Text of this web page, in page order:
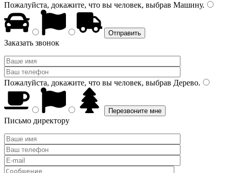
Пожалуйста, докажите, что вы человек, выбрав Машину.
Заказать звонок
Пожалуйста, докажите, что вы человек, выбрав Дерево.
Письмо директору